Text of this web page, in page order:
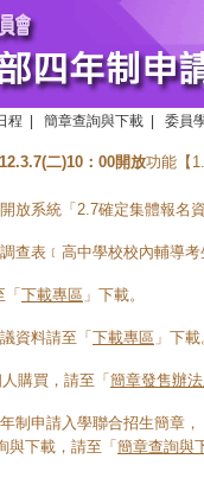
程 簡章查詢與下載 委員
二)10：00開放功能【
放系統「2.7確定集體報名
查表﹝高中學校校內輔導考
下載專區 」下載。
資料請至「 下載專區 」下載
購買，請至「 簡章發售辦
制申請入學聯合招生簡章，
與下載，請至「 簡章查詢與